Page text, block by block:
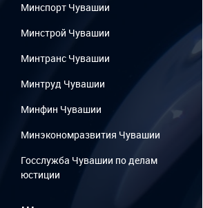
Минспорт Чувашии
Минстрой Чувашии
Минтранс Чувашии
Минтруд Чувашии
Минфин Чувашии
Минэкономразвития Чувашии
Госслужба Чувашии по делам
юстиции
...